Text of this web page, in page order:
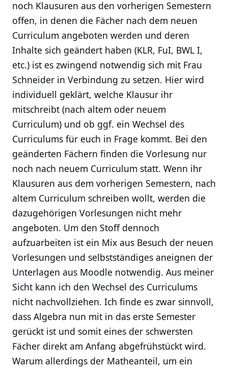
noch Klausuren aus den vorherigen Semestern
offen, in denen die Fächer nach dem neuen
Curriculum angeboten werden und deren
Inhalte sich geändert haben (KLR, FuI, BWL I,
etc.) ist es zwingend notwendig sich mit Frau
Schneider in Verbindung zu setzen. Hier wird
individuell geklärt, welche Klausur ihr
mitschreibt (nach altem oder neuem
Curriculum) und ob ggf. ein Wechsel des
Curriculums für euch in Frage kommt. Bei den
geänderten Fächern finden die Vorlesung nur
noch nach neuem Curriculum statt. Wenn ihr
Klausuren aus dem vorherigen Semestern, nach
altem Curriculum schreiben wollt, werden die
dazugehörigen Vorlesungen nicht mehr
angeboten. Um den Stoff dennoch
aufzuarbeiten ist ein Mix aus Besuch der neuen
Vorlesungen und selbstständiges aneignen der
Unterlagen aus Moodle notwendig. Aus meiner
Sicht kann ich den Wechsel des Curriculums
nicht nachvollziehen. Ich finde es zwar sinnvoll,
dass Algebra nun mit in das erste Semester
gerückt ist und somit eines der schwersten
Fächer direkt am Anfang abgefrühstückt wird.
Warum allerdings der Matheanteil, um ein